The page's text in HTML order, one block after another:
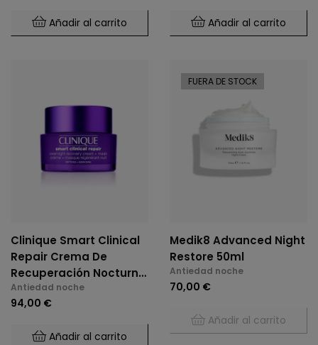
Añadir al carrito Añadir al carrito
Clinique Smart Clinical
Repair Crema De
Recuperación Nocturna
+ Mascarilla 50 Ml
Antiedad noche
94,00 €
Añadir al carrito
FUERA DE STOCK
Medik8 Advanced Night
Restore 50ml
Antiedad noche
70,00 €
Añadir al carrito